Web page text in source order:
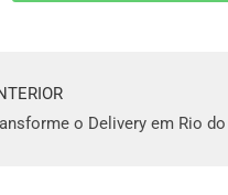
o Delivery em Rio